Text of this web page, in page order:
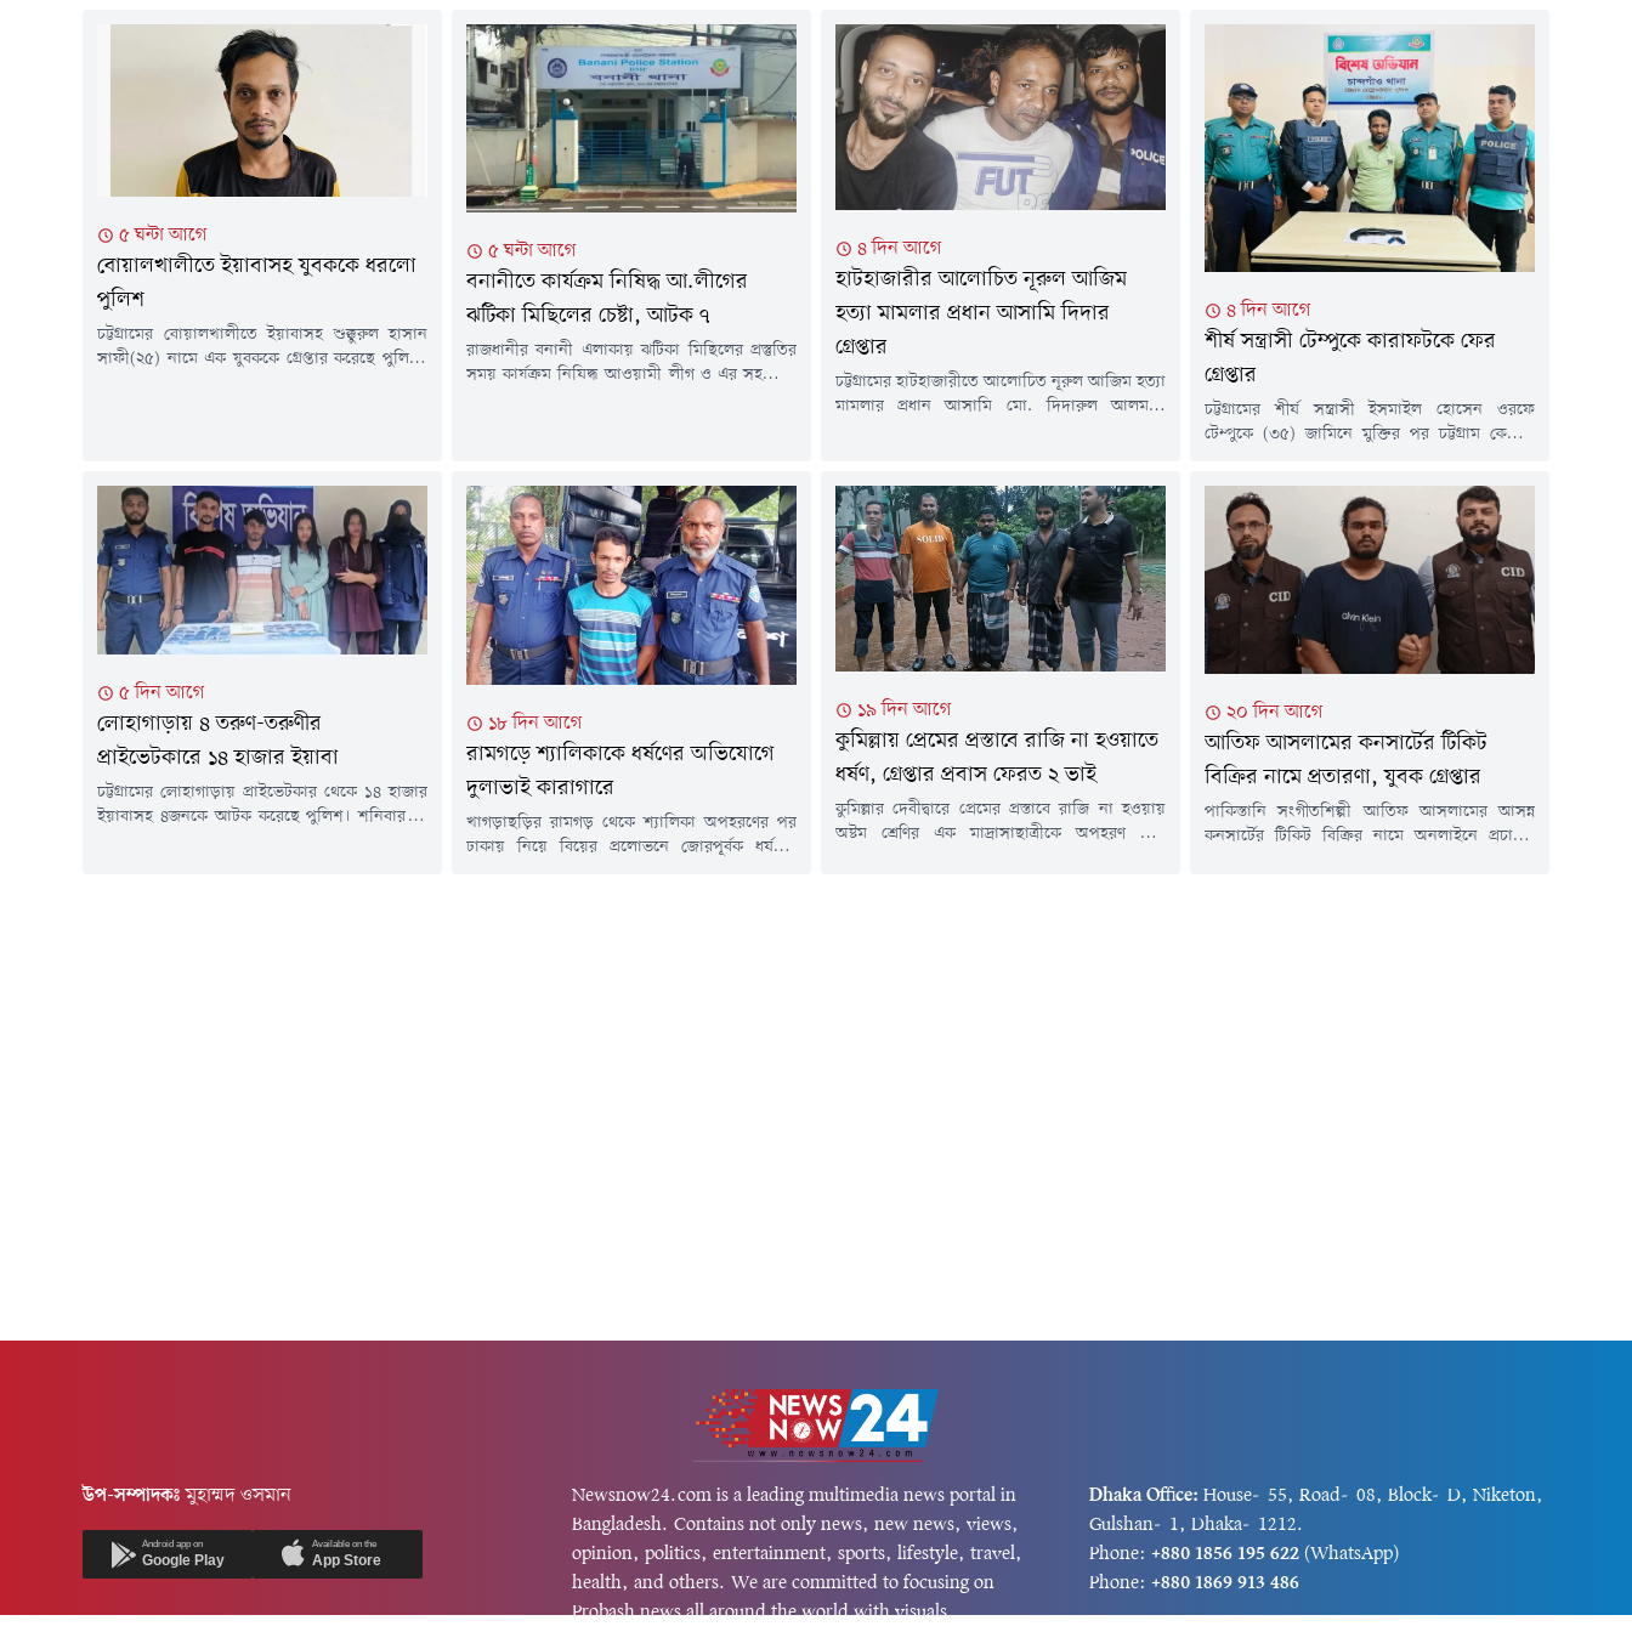
৫ ঘন্টা আগে
বোয়ালখালীতে ইয়াবাসহ যুবককে ধরলো
পুলিশ
চট্টগ্রামের বোয়ালখালীতে ইয়াবাসহ শুক্কুরুল হাসান
সাফী(২৫) নামে এক যুবককে গ্রেপ্তার করেছে পুলিশ।
হাসান শরীফের ছেলে।থানার উপপরিদর্শক (এসআই)
নিংওয়াই মারমা জানান, গোপন সংবাদের ভিত্তিতে...
৫ ঘন্টা আগে
বনানীতে কার্যক্রম নিষিদ্ধ আ.লীগের
ঝটিকা মিছিলের চেষ্টা, আটক ৭
রাজধানীর বনানী এলাকায় ঝটিকা মিছিলের প্রস্তুতির
সময় কার্যক্রম নিষিদ্ধ আওয়ামী লীগ ও এর সহযোগী
আটক করা হয়।আটক ব্যক্তিরা হলেন-মো. আরিফ
(১৯), মো. শাকিল আহমেদ (১৯), আশিক আহমেদ
মোস্তফা (১৯)...
৪ দিন আগে
হাটহাজারীর আলোচিত নূরুল আজিম
হত্যা মামলার প্রধান আসামি দিদার
গ্রেপ্তার
চট্টগ্রামের হাটহাজারীতে আলোচিত নূরুল আজিম হত্যা
মামলার প্রধান আসামি মো. দিদারুল আলমকে
হয়।পুলিশ জানায়, হাটহাজারী মডেল থানার
পরিদর্শক (তদন্ত) মোস্তাকের নেতৃত্বে একটি বিশেষ দল
গোপন তথ্যের ভিত্তিতে অভিযান চালিয়ে...
৪ দিন আগে
শীর্ষ সন্ত্রাসী টেম্পুকে কারাফটকে ফের
গ্রেপ্তার
চট্টগ্রামের শীর্ষ সন্ত্রাসী ইসমাইল হোসেন ওরফে
টেম্পুকে (৩৫) জামিনে মুক্তির পর চট্টগ্রাম কেন্দ্রীয়
মামলায় আবার গ্রেপ্তার করেছে পুলিশ।রবিবার (২
আগস্ট) বিষয়টি নিশ্চিত করেছেন সিএমপির উপ-
পুলিশ কমিশনার (প্রসিকিউশন) মুহাম্মদ হাসান
ইকবাল চৌধুরী।তিনি বলেন, টেম্পু একজন দুর্ধর্ষ
সন্ত্রাসী। অতীতে ১৩ বার গ্রেপ্তার হলেও প্রতিবারই
জামিনে...
৫ দিন আগে
লোহাগাড়ায় ৪ তরুণ-তরুণীর
প্রাইভেটকারে ১৪ হাজার ইয়াবা
চট্টগ্রামের লোহাগাড়ায় প্রাইভেটকার থেকে ১৪ হাজার
ইয়াবাসহ ৪জনকে আটক করেছে পুলিশ। শনিবার (১
১৮ দিন আগে
রামগড়ে শ্যালিকাকে ধর্ষণের অভিযোগে
দুলাভাই কারাগারে
খাগড়াছড়ির রামগড় থেকে শ্যালিকা অপহরণের পর
ঢাকায় নিয়ে বিয়ের প্রলোভনে জোরপূর্বক ধর্ষণের
১৯ দিন আগে
কুমিল্লায় প্রেমের প্রস্তাবে রাজি না হওয়াতে
ধর্ষণ, গ্রেপ্তার প্রবাস ফেরত ২ ভাই
কুমিল্লার দেবীদ্বারে প্রেমের প্রস্তাবে রাজি না হওয়ায়
অষ্টম শ্রেণির এক মাদ্রাসাছাত্রীকে অপহরণ করে
২০ দিন আগে
আতিফ আসলামের কনসার্টের টিকিট
বিক্রির নামে প্রতারণা, যুবক গ্রেপ্তার
পাকিস্তানি সংগীতশিল্পী আতিফ আসলামের আসন্ন
কনসার্টের টিকিট বিক্রির নামে অনলাইনে প্রচারণা
উপ-সম্পাদকঃমুহাম্মদ ওসমান
Android app on
Google Play
Available on the
App Store
Newsnow24.com is a leading multimedia news portal in
Bangladesh. Contains not only news, new news, views,
opinion, politics, entertainment, sports, lifestyle, travel,
health, and others. We are committed to focusing on
Probash news all around the world with visuals.
Dhaka Office: House-55, Road-08, Block-D, Niketon,
Gulshan-1, Dhaka-1212.
Phone: +880 1856 195 622 (WhatsApp)
Phone: +880 1869 913 486